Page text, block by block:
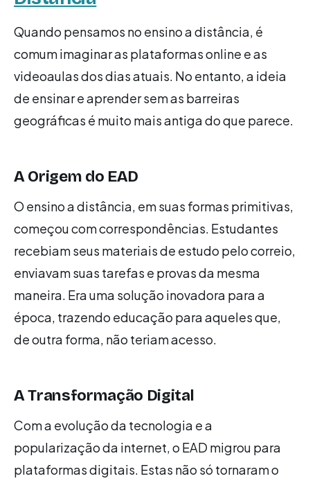
Quando pensamos no ensino a distância, é
comum imaginar as plataformas online e as
videoaulas dos dias atuais. No entanto, a ideia
de ensinar e aprender sem as barreiras
geográficas é muito mais antiga do que parece.
A Origem do EAD
O ensino a distância, em suas formas primitivas,
começou com correspondências. Estudantes
recebiam seus materiais de estudo pelo correio,
enviavam suas tarefas e provas da mesma
maneira. Era uma solução inovadora para a
época, trazendo educação para aqueles que,
de outra forma, não teriam acesso.
A Transformação Digital
Com a evolução da tecnologia e a
popularização da internet, o EAD migrou para
plataformas digitais. Estas não só tornaram o